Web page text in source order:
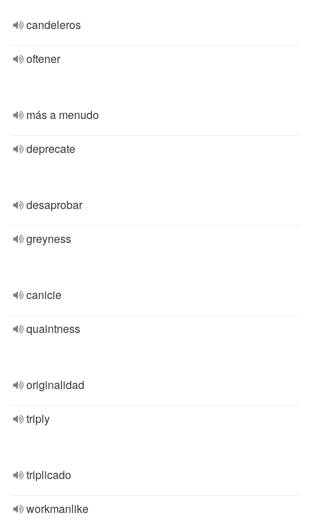
candeleros
oftener
más a menudo
deprecate
desaprobar
greyness
canicie
quaintness
originalidad
triply
triplicado
workmanlike